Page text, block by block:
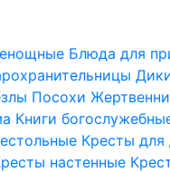
Блюда для
Посохи
Книги
Кресты для
настенные